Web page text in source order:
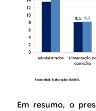
Em resumo, o